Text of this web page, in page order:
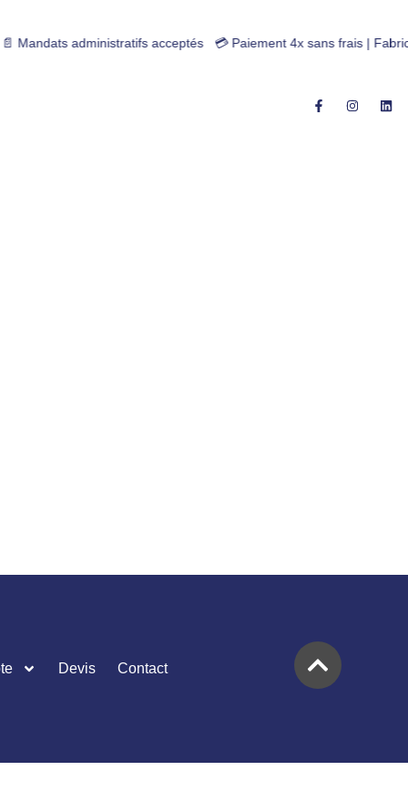
acceptés 💳 Paiement 4x sans frais | Fabrication Française |
Devis Contact